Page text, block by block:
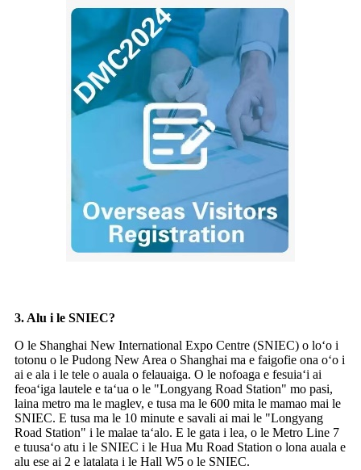
3. Alu i le SNIEC?
O le Shanghai New International Expo Centre (SNIEC) o loʻo i
totonu o le Pudong New Area o Shanghai ma e faigofie ona oʻo i
ai e ala i le tele o auala o felauaiga. O le nofoaga e fesuiaʻi ai
feoaʻiga lautele e taʻua o le "Longyang Road Station" mo pasi,
laina metro ma le maglev, e tusa ma le 600 mita le mamao mai le
SNIEC. E tusa ma le 10 minute e savali ai mai le "Longyang
Road Station" i le malae taʻalo. E le gata i lea, o le Metro Line 7
e tuusaʻo atu i le SNIEC i le Hua Mu Road Station o lona auala e
alu ese ai 2 e latalata i le Hall W5 o le SNIEC.